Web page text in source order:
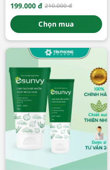
210.000đ
Giá
gốc
là:
210.000 đ.
199.000 đ
Giá
hiện
tại
là:
199.000 đ.
Chọn mua